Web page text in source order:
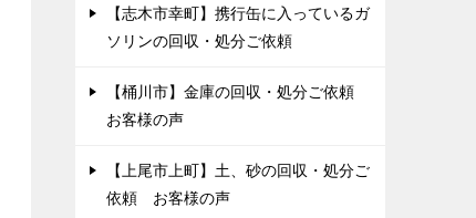
【志木市幸町】携行缶に入っているガ
ソリンの回収・処分ご依頼
【桶川市】金庫の回収・処分ご依頼
お客様の声
【上尾市上町】土、砂の回収・処分ご
依頼 お客様の声